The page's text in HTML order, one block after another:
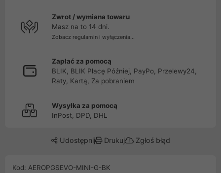
Zwrot / wymiana towaru
Masz na to 14 dni.
Zobacz regulamin i wyłączenia...
Zapłać za pomocą
BLIK, BLIK Płacę Później, PayPo, Przelewy24,
Raty, Kartą, Za pobraniem
Wysyłka za pomocą
InPost, DPD, DHL
Udostępnij Drukuj Zgłoś błąd
Kod: AEROPGSEVO-MINI-G-BK